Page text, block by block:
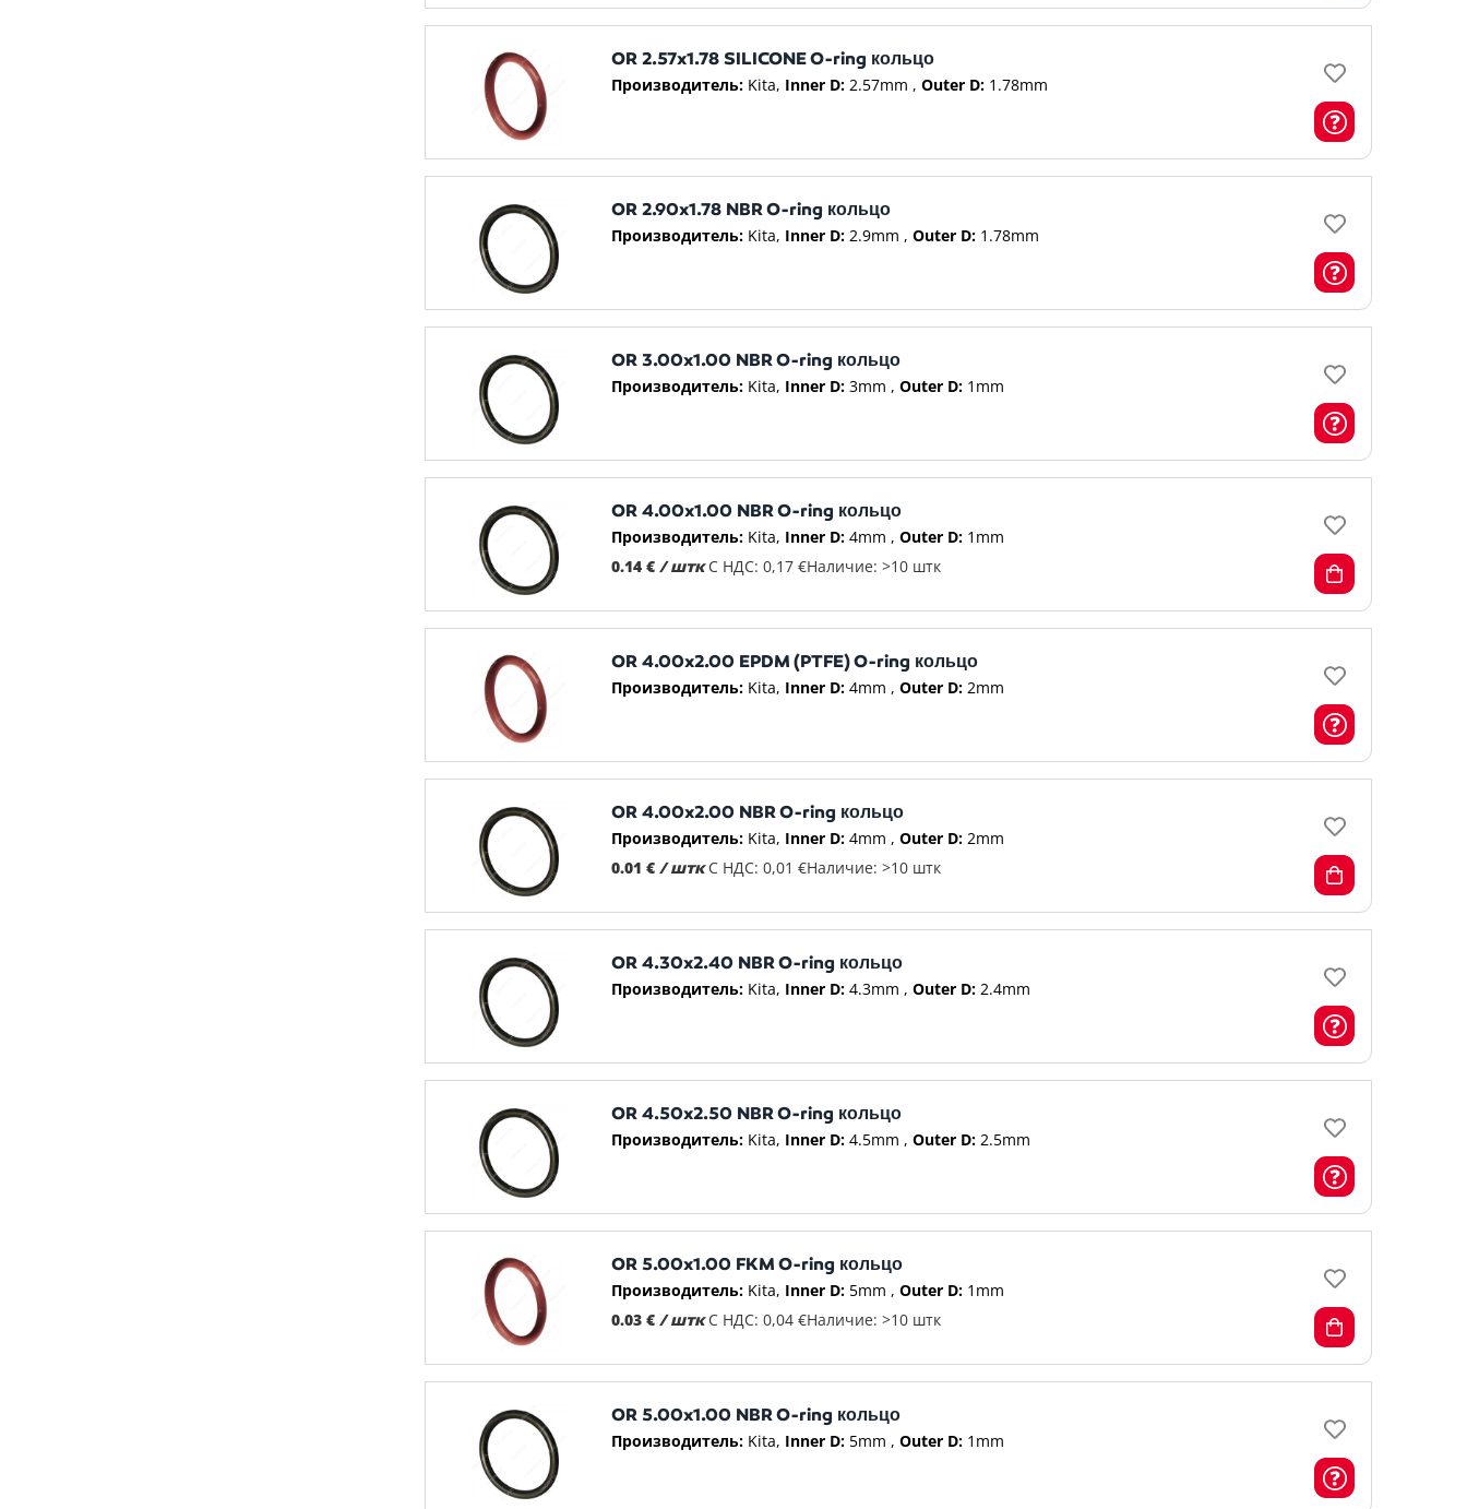
OR 2.57x1.78 SILICONE O-ring кольцо
Производитель: Kita Inner D: 2.57mm Outer D: 1.78mm
OR 2.90x1.78 NBR O-ring кольцо
Производитель: Kita Inner D: 2.9mm Outer D: 1.78mm
OR 3.00x1.00 NBR O-ring кольцо
Производитель: Kita Inner D: 3mm Outer D: 1mm
OR 4.00x1.00 NBR O-ring кольцо
Производитель: Kita Inner D: 4mm Outer D: 1mm
0.14 € / штк С НДС: 0,17 €Наличие: >10 штк
OR 4.00x2.00 EPDM (PTFE) O-ring кольцо
Производитель: Kita Inner D: 4mm Outer D: 2mm
OR 4.00x2.00 NBR O-ring кольцо
Производитель: Kita Inner D: 4mm Outer D: 2mm
0.01 € / штк С НДС: 0,01 €Наличие: >10 штк
OR 4.30x2.40 NBR O-ring кольцо
Производитель: Kita Inner D: 4.3mm Outer D: 2.4mm
OR 4.50x2.50 NBR O-ring кольцо
Производитель: Kita Inner D: 4.5mm Outer D: 2.5mm
OR 5.00x1.00 FKM O-ring кольцо
Производитель: Kita Inner D: 5mm Outer D: 1mm
0.03 € / штк С НДС: 0,04 €Наличие: >10 штк
OR 5.00x1.00 NBR O-ring кольцо
Производитель: Kita Inner D: 5mm Outer D: 1mm